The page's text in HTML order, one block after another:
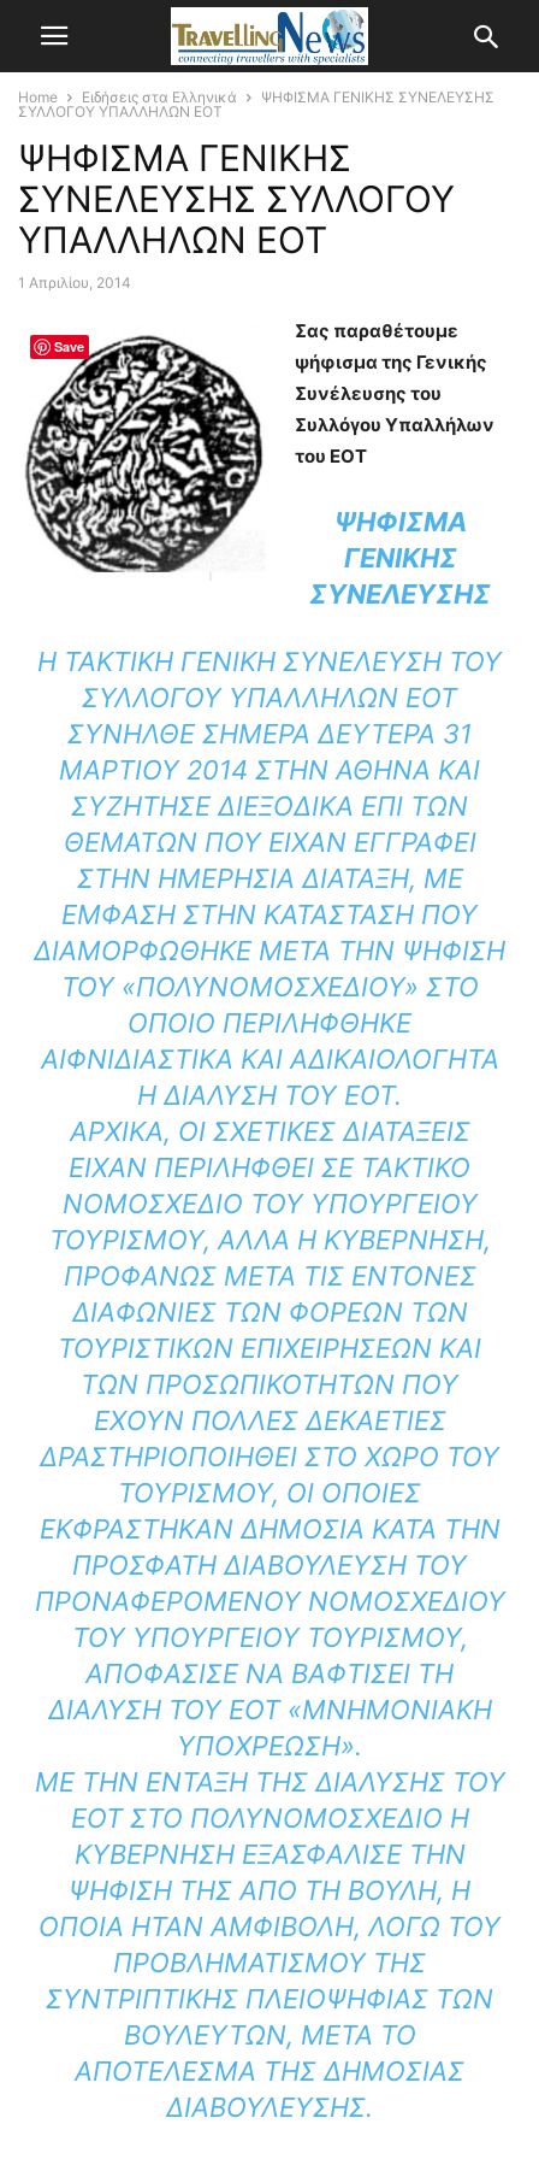
Home Ειδήσεις στα Ελληνικά
ΨΗΦΙΣΜΑ ΓΕΝΙΚΗΣ ΣΥΝΕΛΕΥΣΗΣ
ΣΥΛΛΟΓΟΥ ΥΠΑΛΛΗΛΩΝ ΕΟΤ
ΨΗΦΙΣΜΑ ΓΕΝΙΚΗΣ
ΣΥΝΕΛΕΥΣΗΣ ΣΥΛΛΟΓΟΥ
ΥΠΑΛΛΗΛΩΝ ΕΟΤ
1 Απριλίου, 2014
Σας παραθέτουμε
ψήφισμα της Γενικής
Συνέλευσης του
Συλλόγου Υπαλλήλων
του ΕΟΤ
ΨΗΦΙΣΜΑ
ΓΕΝΙΚΗΣ
ΣΥΝΕΛΕΥΣΗΣ
Η ΤΑΚΤΙΚΉ ΓΕΝΙΚΉ ΣΥΝΈΛΕΥΣΗ ΤΟΥ
ΣΥΛΛΌΓΟΥ ΥΠΑΛΛΉΛΩΝ ΕΟΤ
ΣΥΝΉΛΘΕ ΣΉΜΕΡΑ ΔΕΥΤΈΡΑ 31
ΜΑΡΤΊΟΥ 2014 ΣΤΗΝ ΑΘΉΝΑ ΚΑΙ
ΣΥΖΉΤΗΣΕ ΔΙΕΞΟΔΙΚΆ ΕΠΊ ΤΩΝ
ΘΕΜΆΤΩΝ ΠΟΥ ΕΊΧΑΝ ΕΓΓΡΑΦΕΊ
ΣΤΗΝ ΗΜΕΡΉΣΙΑ ΔΙΆΤΑΞΗ, ΜΕ
ΈΜΦΑΣΗ ΣΤΗΝ ΚΑΤΆΣΤΑΣΗ ΠΟΥ
ΔΙΑΜΟΡΦΏΘΗΚΕ ΜΕΤΆ ΤΗΝ ΨΉΦΙΣΗ
ΤΟΥ «ΠΟΛΥΝΟΜΟΣΧΕΔΊΟΥ» ΣΤΟ
ΟΠΟΊΟ ΠΕΡΙΛΉΦΘΗΚΕ
ΑΙΦΝΙΔΙΑΣΤΙΚΆ ΚΑΙ ΑΔΙΚΑΙΟΛΌΓΗΤΑ
Η ΔΙΆΛΥΣΗ ΤΟΥ ΕΟΤ.
ΑΡΧΙΚΆ, ΟΙ ΣΧΕΤΙΚΈΣ ΔΙΑΤΆΞΕΙΣ
ΕΊΧΑΝ ΠΕΡΙΛΗΦΘΕΊ ΣΕ ΤΑΚΤΙΚΌ
ΝΟΜΟΣΧΈΔΙΟ ΤΟΥ ΥΠΟΥΡΓΕΊΟΥ
ΤΟΥΡΙΣΜΟΎ, ΑΛΛΆ Η ΚΥΒΈΡΝΗΣΗ,
ΠΡΟΦΑΝΏΣ ΜΕΤΆ ΤΙΣ ΈΝΤΟΝΕΣ
ΔΙΑΦΩΝΊΕΣ ΤΩΝ ΦΟΡΈΩΝ ΤΩΝ
ΤΟΥΡΙΣΤΙΚΏΝ ΕΠΙΧΕΙΡΉΣΕΩΝ ΚΑΙ
ΤΩΝ ΠΡΟΣΩΠΙΚΟΤΉΤΩΝ ΠΟΥ
ΈΧΟΥΝ ΠΟΛΛΈΣ ΔΕΚΑΕΤΊΕΣ
ΔΡΑΣΤΗΡΙΟΠΟΙΗΘΕΊ ΣΤΟ ΧΏΡΟ ΤΟΥ
ΤΟΥΡΙΣΜΟΎ, ΟΙ ΟΠΟΊΕΣ
ΕΚΦΡΆΣΤΗΚΑΝ ΔΗΜΌΣΙΑ ΚΑΤΆ ΤΗΝ
ΠΡΌΣΦΑΤΗ ΔΙΑΒΟΎΛΕΥΣΗ ΤΟΥ
ΠΡΟΝΑΦΕΡΌΜΕΝΟΥ ΝΟΜΟΣΧΕΔΊΟΥ
ΤΟΥ ΥΠΟΥΡΓΕΊΟΥ ΤΟΥΡΙΣΜΟΎ,
ΑΠΟΦΆΣΙΣΕ ΝΑ ΒΑΦΤΊΣΕΙ ΤΗ
ΔΙΆΛΥΣΗ ΤΟΥ ΕΟΤ «ΜΝΗΜΟΝΙΑΚΉ
ΥΠΟΧΡΈΩΣΗ».
ΜΕ ΤΗΝ ΈΝΤΑΞΗ ΤΗΣ ΔΙΆΛΥΣΗΣ ΤΟΥ
ΕΟΤ ΣΤΟ ΠΟΛΥΝΟΜΟΣΧΈΔΙΟ Η
ΚΥΒΈΡΝΗΣΗ ΕΞΑΣΦΆΛΙΣΕ ΤΗΝ
ΨΉΦΙΣΉ ΤΗΣ ΑΠΌ ΤΗ ΒΟΥΛΉ, Η
ΟΠΟΊΑ ΉΤΑΝ ΑΜΦΊΒΟΛΗ, ΛΌΓΩ ΤΟΥ
ΠΡΟΒΛΗΜΑΤΙΣΜΟΎ ΤΗΣ
ΣΥΝΤΡΙΠΤΙΚΉΣ ΠΛΕΙΟΨΗΦΊΑΣ ΤΩΝ
ΒΟΥΛΕΥΤΏΝ, ΜΕΤΆ ΤΟ
ΑΠΟΤΈΛΕΣΜΑ ΤΗΣ ΔΗΜΌΣΙΑΣ
ΔΙΑΒΟΎΛΕΥΣΗΣ.
Save